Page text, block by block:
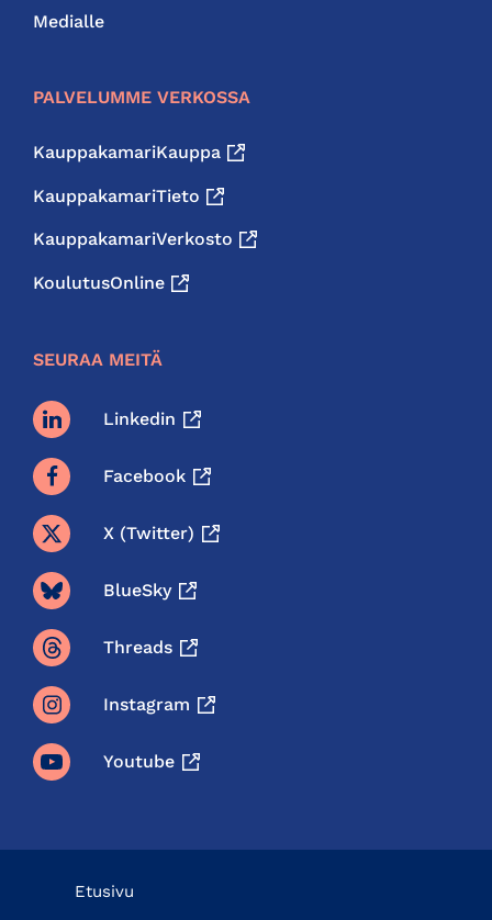
Medialle
PALVELUMME VERKOSSA
KauppakamariKauppa
KauppakamariTieto
KauppakamariVerkosto
KoulutusOnline
SEURAA MEITÄ
Linkedin
Facebook
X (twitter)
BlueSky
Threads
Instagram
Youtube
Etusivu